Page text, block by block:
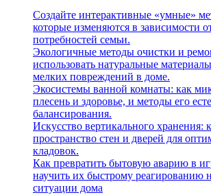
Создайте интерактивные «умные»
которые изменяются в зависимости
потребностей семьи.
Экологичные методы очистки и
использовать натуральные
мелких повреждений в доме.
Экосистемы ванной комнаты: как
плесень и здоровье, и методы его
балансирования.
Искусство вертикального хранения:
пространство стен и дверей для
кладовок.
Как превратить бытовую аварию в
научить их быстрому реагированию
ситуации дома